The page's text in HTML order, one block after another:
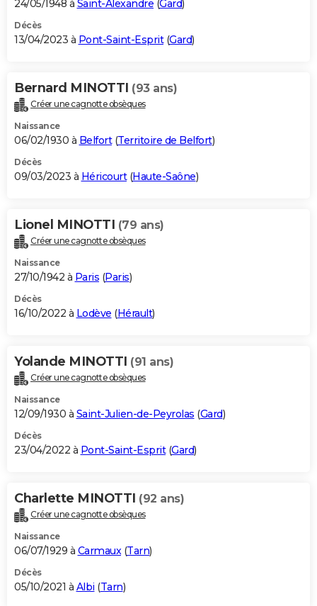
24/05/1948 à Saint-Alexandre (Gard)
Décès
13/04/2023 à Pont-Saint-Esprit(Gard)
Bernard MINOTTI (93 ans)
Créer une cagnotte obsèques
Naissance
06/02/1930 à Belfort(Territoire de Belfort)
Décès
09/03/2023 à Héricourt(Haute-Saône)
Lionel MINOTTI (79 ans)
Créer une cagnotte obsèques
Naissance
27/10/1942 à Paris (Paris)
Décès
16/10/2022 à Lodève (Hérault)
Yolande MINOTTI (91 ans)
Créer une cagnotte obsèques
Naissance
12/09/1930 à Saint-Julien-de-Peyrolas (Gard)
Décès
23/04/2022 à Pont-Saint-Esprit(Gard)
Charlette MINOTTI (92 ans)
Créer une cagnotte obsèques
Naissance
06/07/1929 à Carmaux(Tarn)
Décès
05/10/2021 à Albi (Tarn)